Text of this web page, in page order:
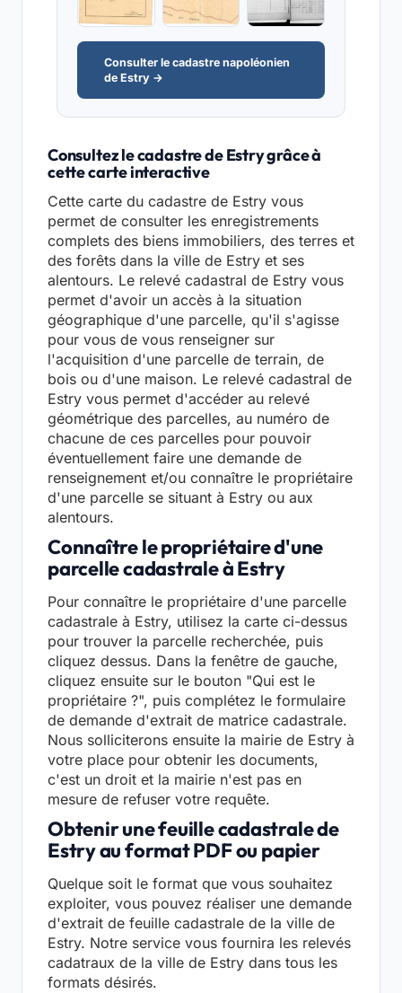
Consulter le cadastre napoléonien
de Estry →
Consultez le cadastre de Estry grâce à
cette carte interactive
Cette carte du cadastre de Estry vous
permet de consulter les enregistrements
complets des biens immobiliers, des terres et
des forêts dans la ville de Estry et ses
alentours. Le relevé cadastral de Estry vous
permet d'avoir un accès à la situation
géographique d'une parcelle, qu'il s'agisse
pour vous de vous renseigner sur
l'acquisition d'une parcelle de terrain, de
bois ou d'une maison. Le relevé cadastral de
Estry vous permet d'accéder au relevé
géométrique des parcelles, au numéro de
chacune de ces parcelles pour pouvoir
éventuellement faire une demande de
renseignement et/ou connaître le propriétaire
d'une parcelle se situant à Estry ou aux
alentours.
Connaître le propriétaire d'une
parcelle cadastrale à Estry
Pour connaître le propriétaire d'une parcelle
cadastrale à Estry, utilisez la carte ci-dessus
pour trouver la parcelle recherchée, puis
cliquez dessus. Dans la fenêtre de gauche,
cliquez ensuite sur le bouton "Qui est le
propriétaire ?", puis complétez le formulaire
de demande d'extrait de matrice cadastrale.
Nous solliciterons ensuite la mairie de Estry à
votre place pour obtenir les documents,
c'est un droit et la mairie n'est pas en
mesure de refuser votre requête.
Obtenir une feuille cadastrale de
Estry au format PDF ou papier
Quelque soit le format que vous souhaitez
exploiter, vous pouvez réaliser une demande
d'extrait de feuille cadastrale de la ville de
Estry. Notre service vous fournira les relevés
cadatraux de la ville de Estry dans tous les
formats désirés.